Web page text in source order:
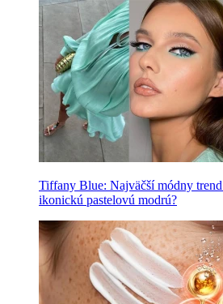
Tiffany Blue: Najväčší módny
ikonickú pastelovú modrú?